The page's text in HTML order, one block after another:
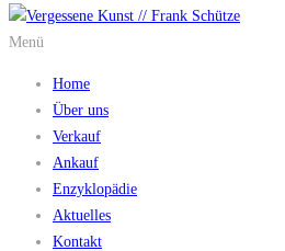
Menü
Home
Über uns
Verkauf
Ankauf
Enzyklopädie
Aktuelles
Kontakt